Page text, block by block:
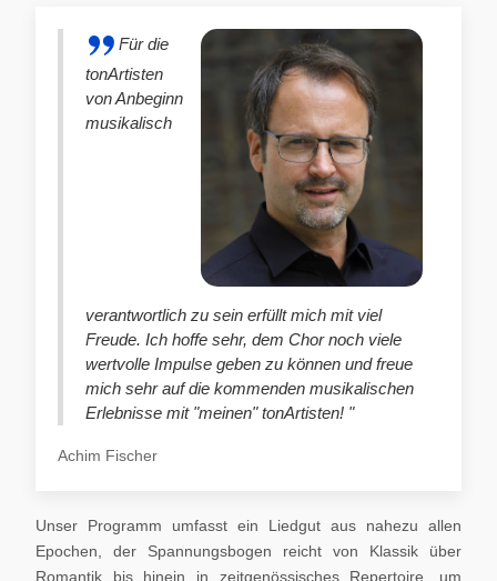
Für die
tonArtisten
von Anbeginn
musikalisch
verantwortlich zu sein erfüllt mich mit viel
Freude. Ich hoffe sehr, dem Chor noch viele
wertvolle Impulse geben zu können und freue
mich sehr auf die kommenden musikalischen
Erlebnisse mit "meinen" tonArtisten! "
Achim Fischer
Unser Programm umfasst ein Liedgut aus nahezu allen
Epochen, der Spannungsbogen reicht von Klassik über
Romantik bis hinein in zeitgenössisches Repertoire, um